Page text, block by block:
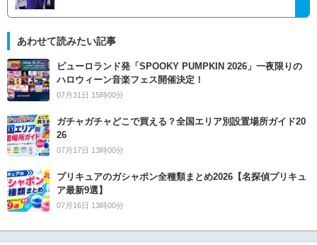
あわせて読みたい記事
ピューロランド発「SPOOKY PUMPKIN 2026」一夜限りの
ハロウィーン音楽フェス開催決定！
07月31日 15時00分
ガチャガチャどこで買える？全国エリア別設置場所ガイド20
26
07月17日 13時00分
プリキュアのガシャポン全種類まとめ2026【名探偵プリキュ
ア最新9選】
07月16日 13時00分